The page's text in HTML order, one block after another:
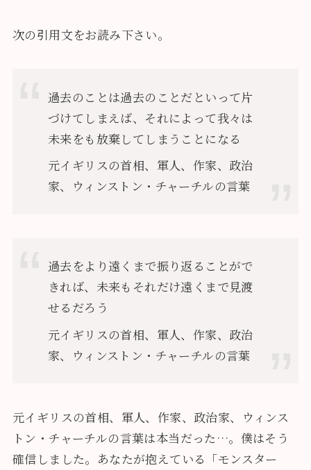
次の引用文をお読み下さい。
過去のことは過去のことだといって片
づけてしまえば、それによって我々は
未来をも放棄してしまうことになる
元イギリスの首相、軍人、作家、政治
家、ウィンストン・チャーチルの言葉
過去をより遠くまで振り返ることがで
きれば、未来もそれだけ遠くまで見渡
せるだろう
元イギリスの首相、軍人、作家、政治
家、ウィンストン・チャーチルの言葉
元イギリスの首相、軍人、作家、政治家、ウィンス
トン・チャーチルの言葉は本当だった…。僕はそう
確信しました。あなたが抱えている「モンスター